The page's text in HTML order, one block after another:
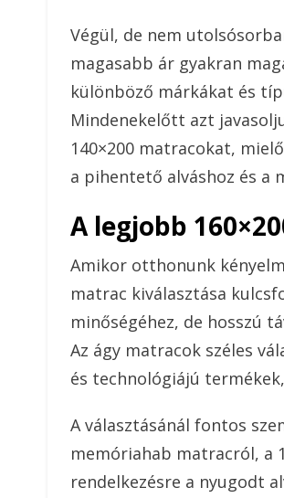
Végül, de nem
magasabb ár gyakran
különböző márkákat és
Mindenekelőtt azt
140×200 matracokat,
a pihentető alváshoz és a
A legjobb
Amikor otthonunk
matrac kiválasztása
minőségéhez, de hosszú
Az ágy matracok széles
és technológiájú
A választásánál fontos
memóriahab matracról, a
rendelkezésre a nyugodt